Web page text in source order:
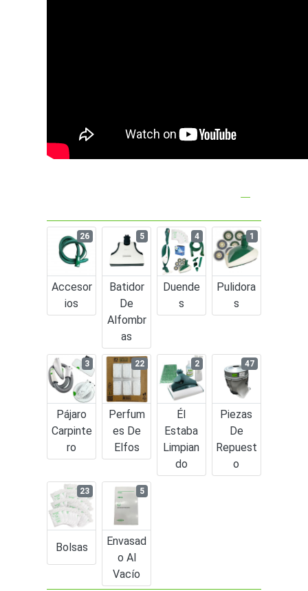
Accesor
Ios
26
Batidor
De
Alfombr
As
5
Duende
S
4
Pulidora
S
1
Pájaro
Carpinte
Ro
3
Perfum
Es De
Elfos
22
Él
Estaba
Limpian
Do
2
Piezas
De
Repuest
O
47
Bolsas
23
Envasad
O Al
Vacío
5